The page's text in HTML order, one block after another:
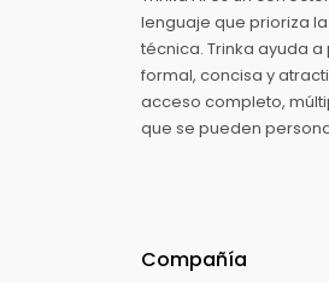
lenguaje que prioriza
técnica. Trinka ayuda
formal, concisa y
acceso completo,
que se pueden
Compañía